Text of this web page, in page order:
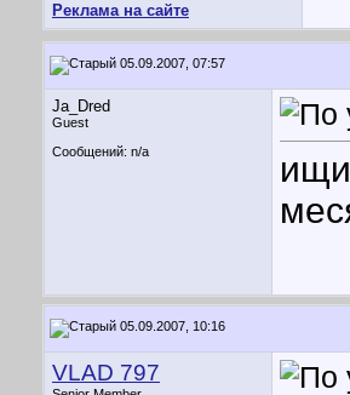
Реклама на сайте
05.09.2007, 07:57
Ja_Dred
Guest
Сообщений: n/a
05.09.2007, 10:16
VLAD 797